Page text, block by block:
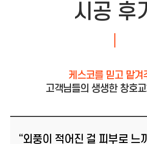
시공 후기
케스코를 믿고 맡겨
고객님들의 생생한 창호교
“외풍이 적어진 걸 피부로 느